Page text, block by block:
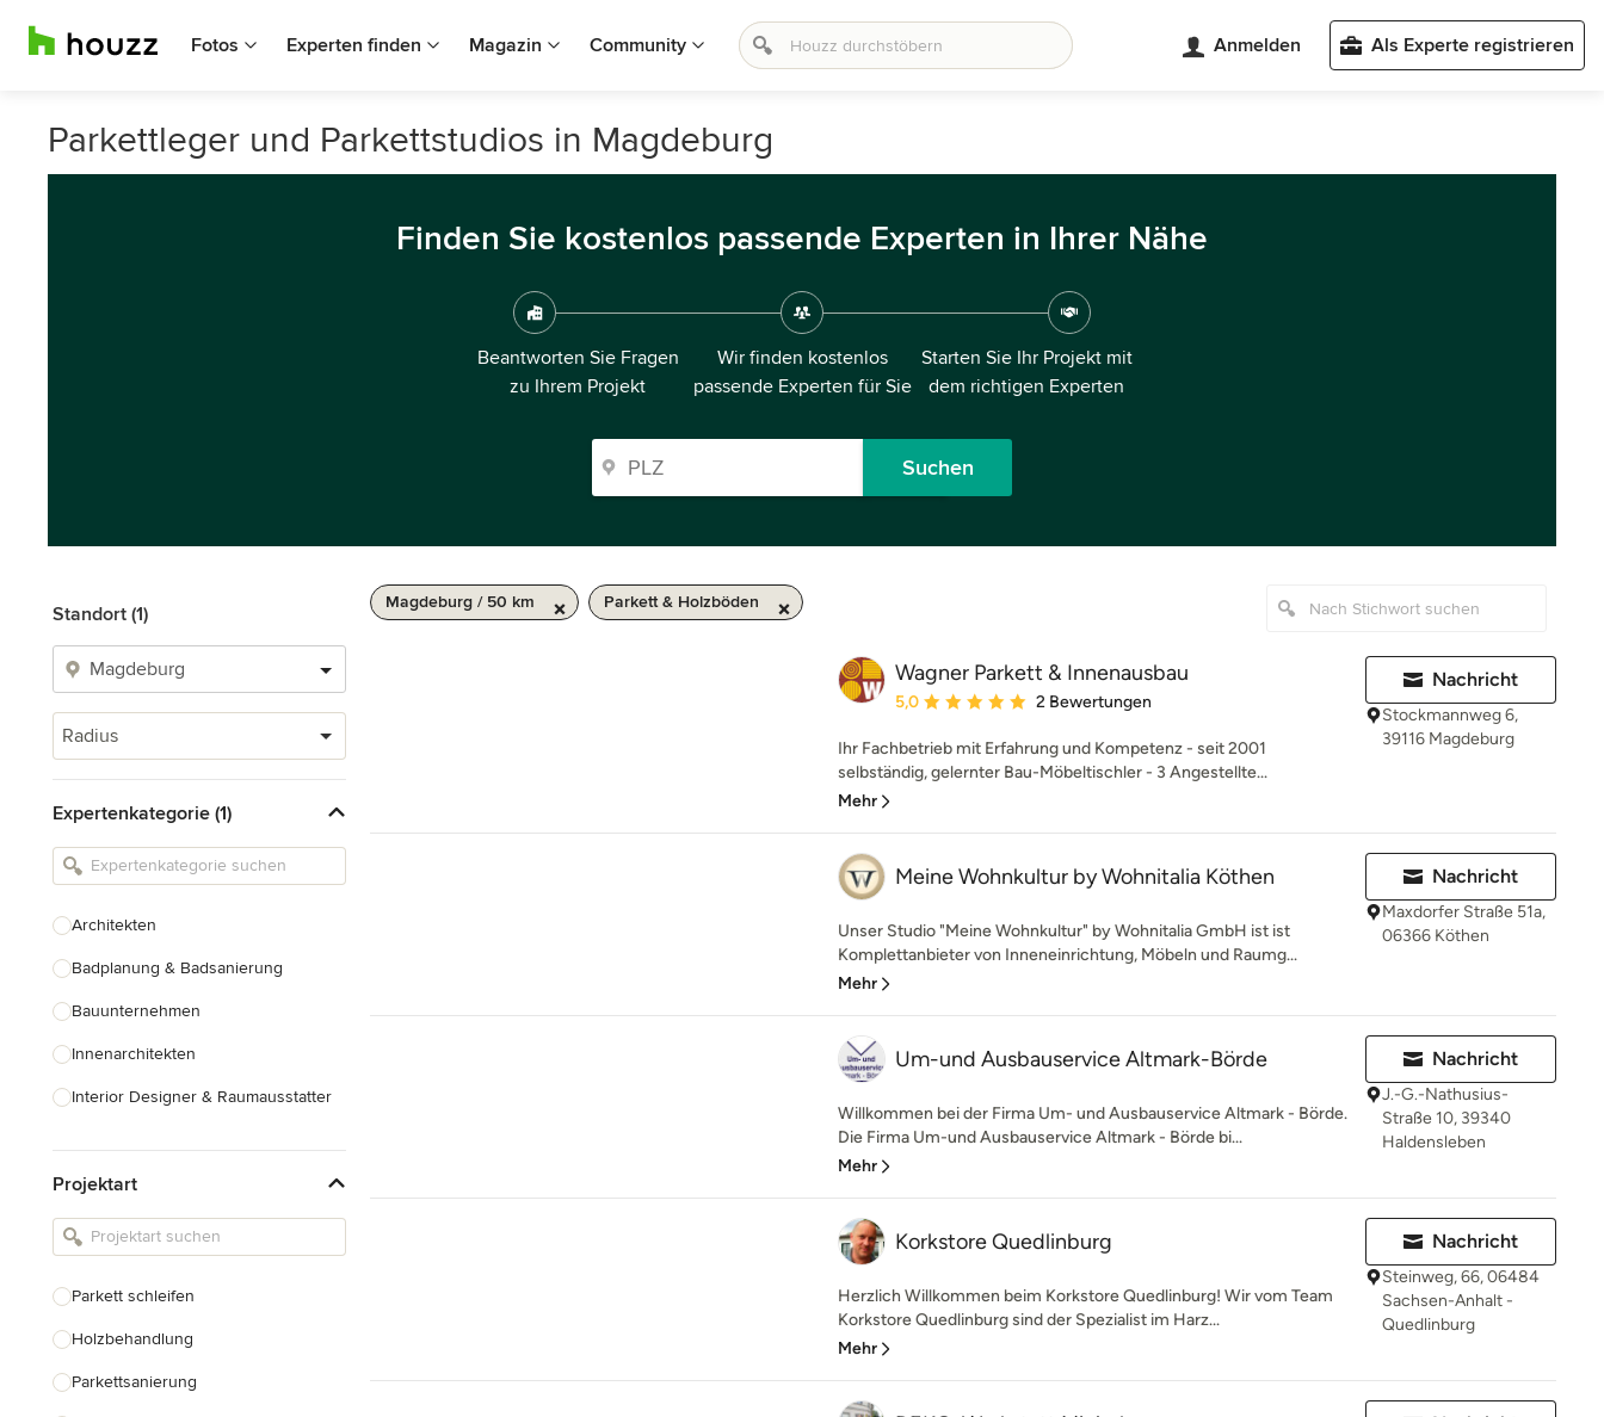
Fotos Experten finden Magazin Community Anmelden Als Experte registrieren
Parkettleger und Parkettstudios in Magdeburg
Finden Sie kostenlos passende Experten in Ihrer Nähe
Beantworten Sie Fragen
zu Ihrem Projekt
Wir finden kostenlos
passende Experten für Sie
Starten Sie Ihr Projekt mit
dem richtigen Experten
Suchen
Standort (1)
Radius
Expertenkategorie (1)
Architekten
Badplanung & Badsanierung
Bauunternehmen
Innenarchitekten
Interior Designer & Raumausstatter
Landschaftsarchitekten
Armaturen & Sanitärbedarf
Projektart
Parkett schleifen
Holzbehandlung
Parkettsanierung
Magdeburg / 50 km Parkett & Holzböden
Wagner Parkett & Innenausbau
Durchschnittliche Bewertung: 5 von 5 Sternen
5,0 2 Bewertungen
Ihr Fachbetrieb mit Erfahrung und Kompetenz - seit 2001
selbständig, gelernter Bau-Möbeltischler - 3 Angestellte...
Mehr
Nachricht
Stockmannweg 6,
39116 Magdeburg
Meine Wohnkultur by Wohnitalia Köthen
Unser Studio "Meine Wohnkultur" by Wohnitalia GmbH ist ist
Komplettanbieter von Inneneinrichtung, Möbeln und Raumg...
Mehr
Nachricht
Maxdorfer Straße 51a,
06366 Köthen
Um-und Ausbauservice Altmark-Börde
Willkommen bei der Firma Um- und Ausbauservice Altmark - Börde.
Die Firma Um-und Ausbauservice Altmark - Börde bi...
Mehr
Nachricht
J.-G.-Nathusius-
Straße 10, 39340
Haldensleben
Korkstore Quedlinburg
Herzlich Willkommen beim Korkstore Quedlinburg! Wir vom Team
Korkstore Quedlinburg sind der Spezialist im Harz...
Mehr
Nachricht
Steinweg, 66, 06484
Sachsen-Anhalt -
Quedlinburg